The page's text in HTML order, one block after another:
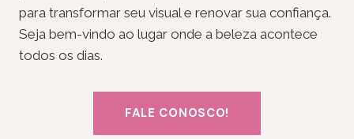
para transformar seu visual e renovar sua confiança.
Seja bem-vindo ao lugar onde a beleza acontece
todos os dias.
FALE CONOSCO!